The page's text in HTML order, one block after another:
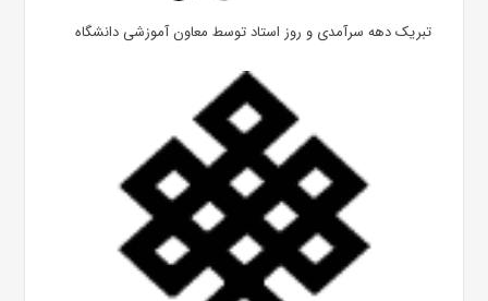
تبریک دهه سرآمدی و روز استاد توسط معاون آموزشی دانشگاه